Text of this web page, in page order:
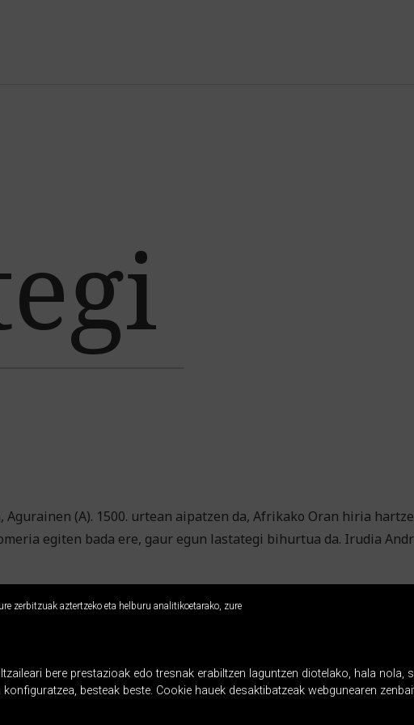
(A). 1500. urtean aipatzen da, Afrikako Oran hiria
egiten bada ere, gaur egun lastategi bihurtua da. Irudia
zerbitzuak aztertzeko eta helburu analitikoetarako, zure
bere prestazioak edo tresnak erabiltzen laguntzen diotelako, hala
besteak beste. Cookie hauek desaktibatzeak webgunearen